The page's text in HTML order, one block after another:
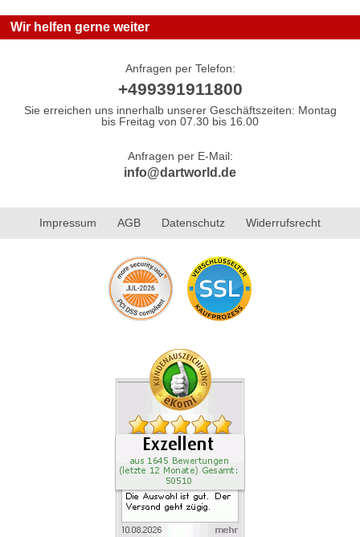
Wir helfen gerne weiter
Anfragen per Telefon:
+499391911800
Sie erreichen uns innerhalb unserer Geschäftszeiten: Montag
bis Freitag von 07.30 bis 16.00
Anfragen per E-Mail:
info@dartworld.de
Impressum AGB Datenschutz Widerrufsrecht